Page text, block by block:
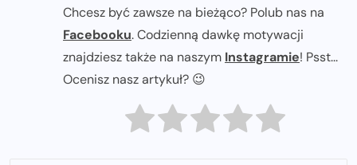
Chcesz być zawsze na bieżąco? Polub nas na
Facebooku. Codzienną dawkę motywacji
znajdziesz także na naszym Instagramie! Psst...
Ocenisz nasz artykuł? 😉